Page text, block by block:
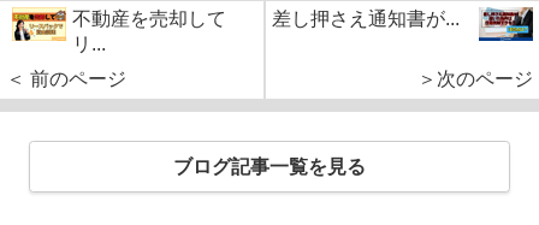
不動産を売却して
リ...
＜ 前のページ
差し押さえ通知書が...
＞次のページ
ブログ記事一覧を見る